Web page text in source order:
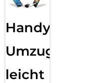
Handy
Umzug
leicht